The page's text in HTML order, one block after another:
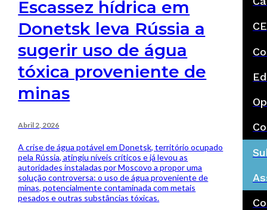
Escassez hídrica em
Donetsk leva Rússia a
sugerir uso de água
tóxica proveniente de
minas
Abril 2, 2026
A crise de água potável em Donetsk, território ocupado
pela Rússia, atingiu níveis críticos e já levou as
autoridades instaladas por Moscovo a propor uma
solução controversa: o uso de água proveniente de
minas, potencialmente contaminada com metais
pesados e outras substâncias tóxicas.